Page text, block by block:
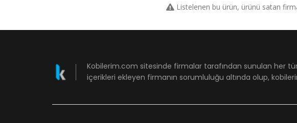
Listelenen bu ürün, ürünü satan
Kobilerim.com sitesinde firmalar tarafından sunulan her
içerikleri ekleyen firmanın sorumluluğu altında olup,